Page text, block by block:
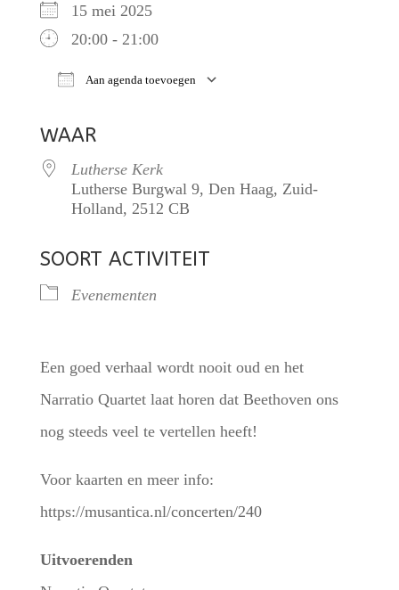
15 mei 2025
20:00 - 21:00
Aan agenda toevoegen
WAAR
Lutherse Kerk
Lutherse Burgwal 9, Den Haag, Zuid-
Holland, 2512 CB
SOORT ACTIVITEIT
Evenementen
Een goed verhaal wordt nooit oud en het
Narratio Quartet laat horen dat Beethoven ons
nog steeds veel te vertellen heeft!
Voor kaarten en meer info:
https://musantica.nl/concerten/240
Uitvoerenden